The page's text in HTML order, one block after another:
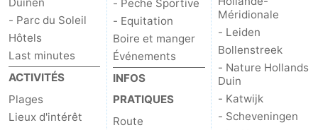
- Parc du Soleil
Hôtels
Last minutes
ACTIVITÉS
Plages
Lieux d'intérêt
- Peche Sportive
- Equitation
Boire et manger
Événements
INFOS
PRATIQUES
Route
Méridionale
- Leiden
Bollenstreek
- Nature Hollands
Duin
- Katwijk
- Scheveningen